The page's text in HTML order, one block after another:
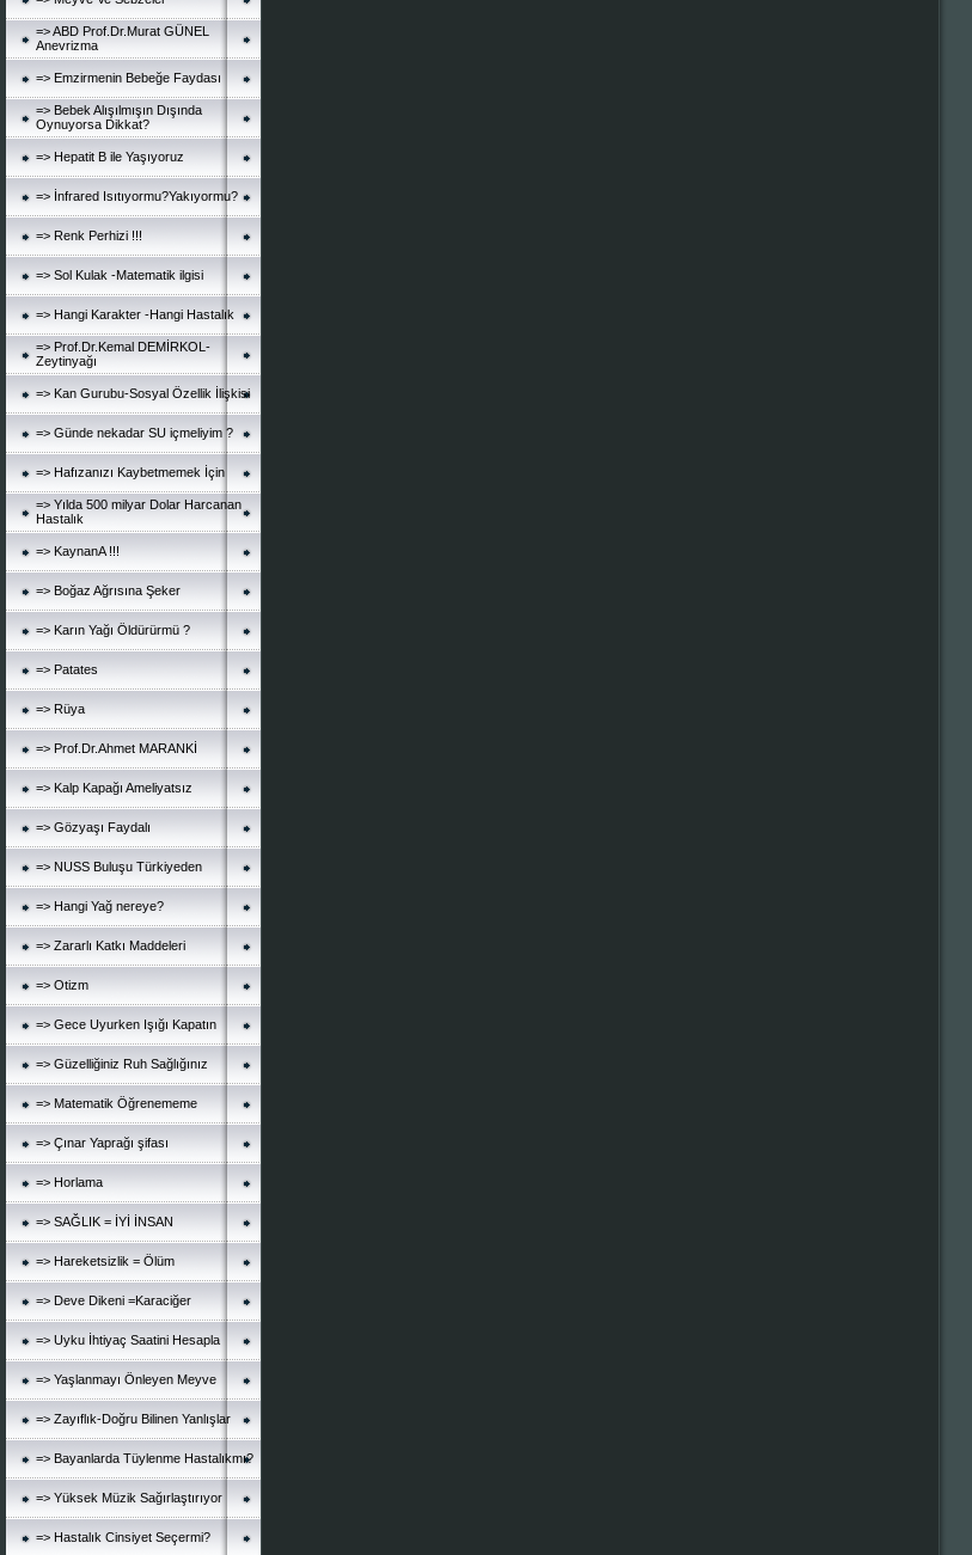
=> ABD Prof.Dr.Murat GÜNEL
Anevrizma
=> Emzirmenin Bebeğe Faydası
=> Bebek Alışılmışın Dışında
Oynuyorsa Dikkat?
=> Hepatit B ile Yaşıyoruz
=> İnfrared Isıtıyormu?Yakıyormu?
=> Renk Perhizi !!!
=> Sol Kulak -Matematik ilgisi
=> Hangi Karakter -Hangi Hastalık
=> Prof.Dr.Kemal DEMİRKOL-
Zeytinyağı
=> Kan Gurubu-Sosyal Özellik İlişkisi
=> Günde nekadar SU içmeliyim ?
=> Hafızanızı Kaybetmemek İçin
=> Yılda 500 milyar Dolar Harcanan
Hastalık
=> KaynanA !!!
=> Boğaz Ağrısına Şeker
=> Karın Yağı Öldürürmü ?
=> Patates
=> Rüya
=> Prof.Dr.Ahmet MARANKİ
=> Kalp Kapağı Ameliyatsız
=> Gözyaşı Faydalı
=> NUSS Buluşu Türkiyeden
=> Hangi Yağ nereye?
=> Zararlı Katkı Maddeleri
=> Otizm
=> Gece Uyurken Işığı Kapatın
=> Güzelliğiniz Ruh Sağlığınız
=> Matematik Öğrenememe
=> Çınar Yaprağı şifası
=> Horlama
=> SAĞLIK = İYİ İNSAN
=> Hareketsizlik = Ölüm
=> Deve Dikeni =Karaciğer
=> Uyku İhtiyaç Saatini Hesapla
=> Yaşlanmayı Önleyen Meyve
=> Zayıflık-Doğru Bilinen Yanlışlar
=> Bayanlarda Tüylenme Hastalıkmı?
=> Yüksek Müzik Sağırlaştırıyor
=> Hastalık Cinsiyet Seçermi?